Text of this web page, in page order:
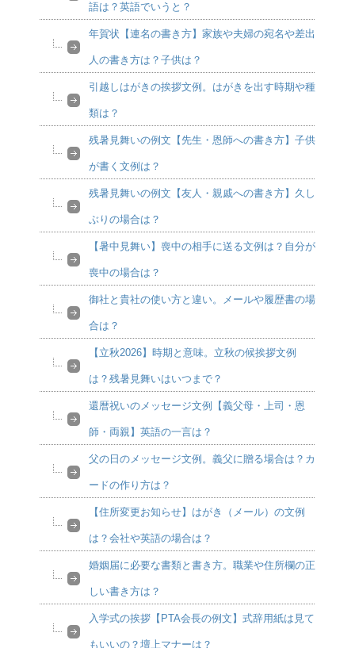
語は？英語でいうと？
年賀状【連名の書き方】家族や夫婦の宛名や差出
人の書き方は？子供は？
引越しはがきの挨拶文例。はがきを出す時期や種
類は？
残暑見舞いの例文【先生・恩師への書き方】子供
が書く文例は？
残暑見舞いの例文【友人・親戚への書き方】久し
ぶりの場合は？
【暑中見舞い】喪中の相手に送る文例は？自分が
喪中の場合は？
御社と貴社の使い方と違い。メールや履歴書の場
合は？
【立秋2026】時期と意味。立秋の候挨拶文例
は？残暑見舞いはいつまで？
還暦祝いのメッセージ文例【義父母・上司・恩
師・両親】英語の一言は？
父の日のメッセージ文例。義父に贈る場合は？カ
ードの作り方は？
【住所変更お知らせ】はがき（メール）の文例
は？会社や英語の場合は？
婚姻届に必要な書類と書き方。職業や住所欄の正
しい書き方は？
入学式の挨拶【PTA会長の例文】式辞用紙は見て
もいいの？壇上マナーは？